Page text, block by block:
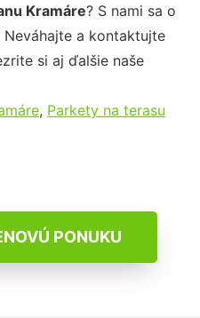
Kramáre? S nami sa o
a kontaktujte
si aj ďalšie naše
, Parkety na terasu
PONUKU